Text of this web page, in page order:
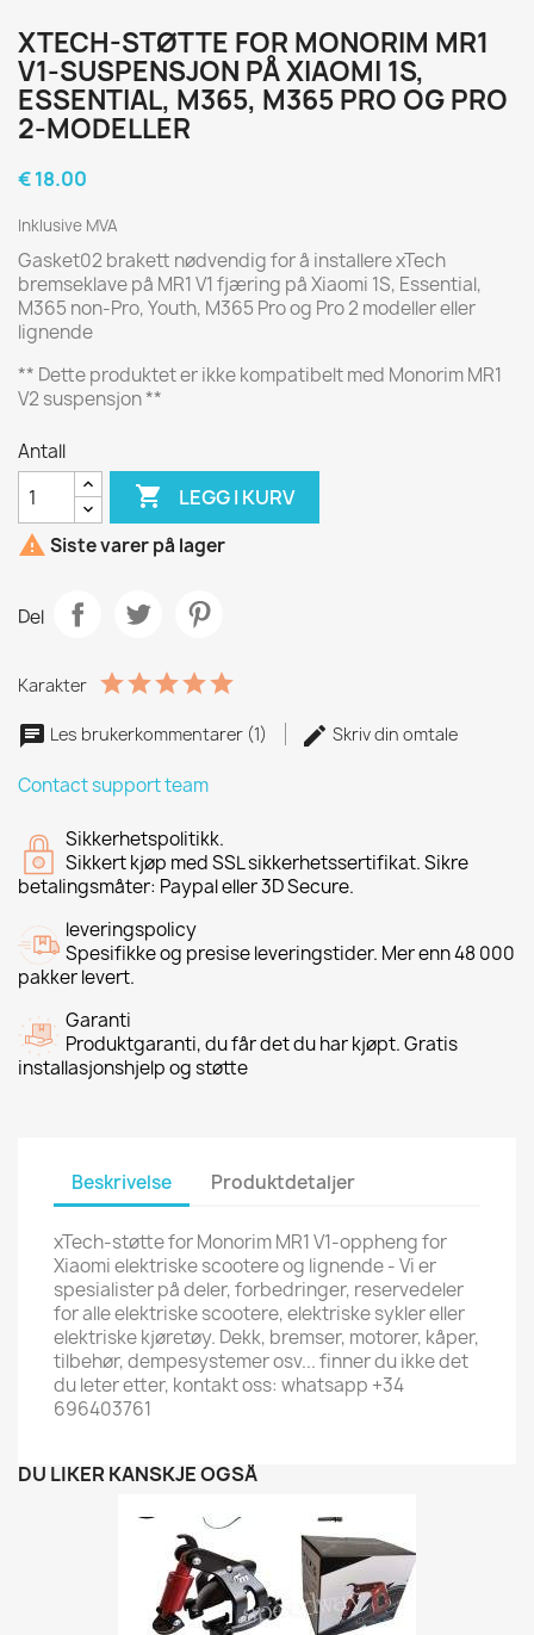
XTECH-STØTTE FOR MONORIM MR1
V1-SUSPENSJON PÅ XIAOMI 1S,
ESSENTIAL, M365, M365 PRO OG PRO
2-MODELLER
€ 18.00
Inklusive MVA
Gasket02 brakett nødvendig for å installere xTech
bremseklave på MR1 V1 fjæring på Xiaomi 1S, Essential,
M365 non-Pro, Youth, M365 Pro og Pro 2 modeller eller
lignende
** Dette produktet er ikke kompatibelt med Monorim MR1
V2 suspensjon **
Antall
 LEGG I KURV
 Siste varer på lager
Del
Karakter
Les brukerkommentarer (1) Skriv din omtale
Contact support team
Sikkerhetspolitikk.
Sikkert kjøp med SSL sikkerhetssertifikat. Sikre
betalingsmåter: Paypal eller 3D Secure.
leveringspolicy
Spesifikke og presise leveringstider. Mer enn 48 000
pakker levert.
Garanti
Produktgaranti, du får det du har kjøpt. Gratis
installasjonshjelp og støtte
Beskrivelse Produktdetaljer
xTech-støtte for Monorim MR1 V1-oppheng for
Xiaomi elektriske scootere og lignende - Vi er
spesialister på deler, forbedringer, reservedeler
for alle elektriske scootere, elektriske sykler eller
elektriske kjøretøy. Dekk, bremser, motorer, kåper,
tilbehør, dempesystemer osv... finner du ikke det
du leter etter, kontakt oss: whatsapp +34
696403761
DU LIKER KANSKJE OGSÅ